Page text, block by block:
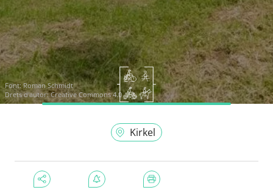
Font:Roman Schmidt
Drets d'autor: Creative Commons 4.0
Kirkel